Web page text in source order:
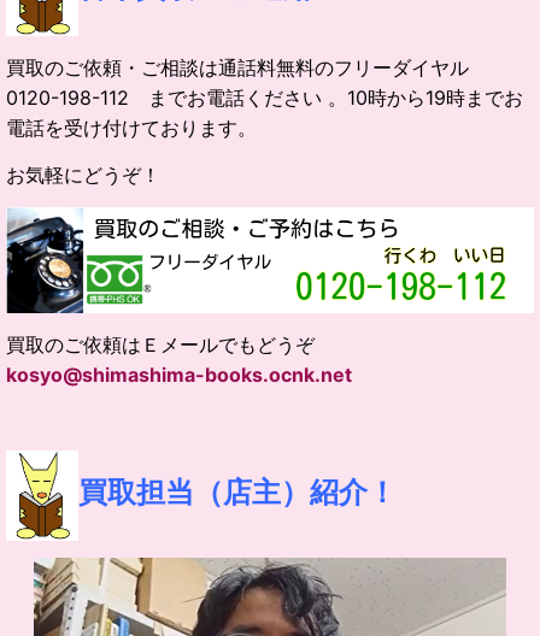
買取のご依頼・ご相談は通話料無料のフリーダイヤル
0120-198-112 までお電話ください 。10時から19時までお
電話を受け付けております。
お気軽にどうぞ！
買取のご依頼はＥメールでもどうぞ
kosyo@shimashima-books.ocnk.net
買取担当（店主）紹介！